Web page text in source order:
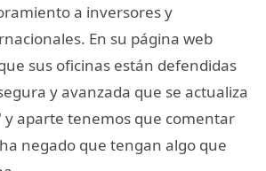
a inversores y
En su página web
sus oficinas están defendidas
y avanzada que se actualiza
aparte tenemos que comentar
negado que tengan algo que